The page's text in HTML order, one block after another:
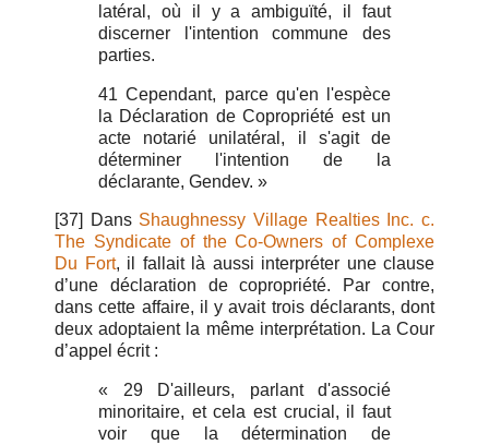
latéral, où il y a ambiguïté, il faut
discerner l'intention commune des
parties.
41 Cependant, parce qu'en l'espèce
la Déclaration de Copropriété est un
acte notarié unilatéral, il s'agit de
déterminer l'intention de la
déclarante, Gendev. »
[37] Dans Shaughnessy Village Realties Inc. c.
The Syndicate of the Co-Owners of Complexe
Du Fort, il fallait là aussi interpréter une clause
d’une déclaration de copropriété. Par contre,
dans cette affaire, il y avait trois déclarants, dont
deux adoptaient la même interprétation. La Cour
d’appel écrit :
« 29 D'ailleurs, parlant d'associé
minoritaire, et cela est crucial, il faut
voir que la détermination de